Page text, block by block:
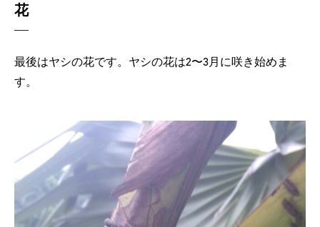
花
最後はヤシの花です。ヤシの花は2〜3月に咲き始めま
す。